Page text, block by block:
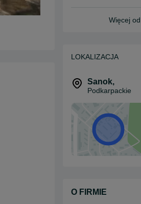
Więcej
LOKALIZACJA
Sanok,
Podkarpackie
O FIRMIE